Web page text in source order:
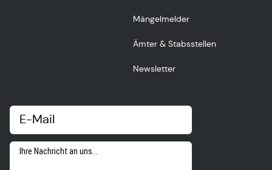
Mängelmelder
Ämter & Stabsstellen
Newsletter